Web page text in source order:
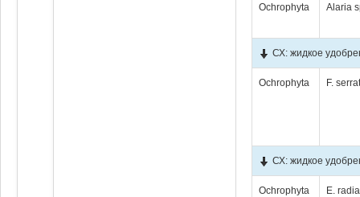
Ochrophyta Alaria
СХ: жидкое
Ochrophyta F.
СХ: жидкое
Ochrophyta E.